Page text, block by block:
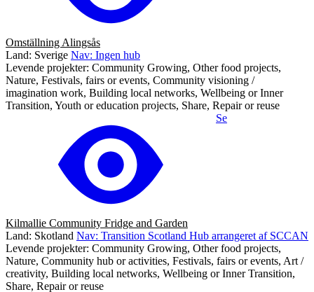
Omställning Alingsås
Land: Sverige Nav: Ingen hub
Levende projekter: Community Growing, Other food projects,
Nature, Festivals, fairs or events, Community visioning /
imagination work, Building local networks, Wellbeing or Inner
Transition, Youth or education projects, Share, Repair or reuse
Se
Kilmallie Community Fridge and Garden
Land: Skotland Nav: Transition Scotland Hub arrangeret af SCCAN
Levende projekter: Community Growing, Other food projects,
Nature, Community hub or activities, Festivals, fairs or events, Art /
creativity, Building local networks, Wellbeing or Inner Transition,
Share, Repair or reuse